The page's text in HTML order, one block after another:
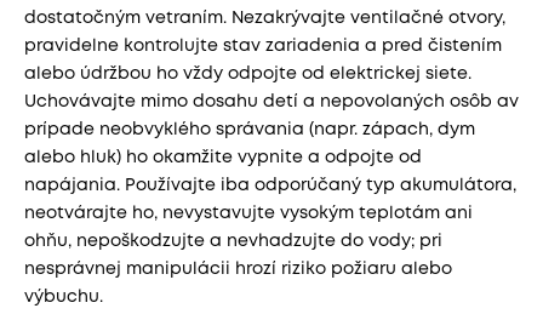
dostatočným vetraním. Nezakrývajte ventilačné otvory,
pravidelne kontrolujte stav zariadenia a pred čistením
alebo údržbou ho vždy odpojte od elektrickej siete.
Uchovávajte mimo dosahu detí a nepovolaných osôb av
prípade neobvyklého správania (napr. zápach, dym
alebo hluk) ho okamžite vypnite a odpojte od
napájania. Používajte iba odporúčaný typ akumulátora,
neotvárajte ho, nevystavujte vysokým teplotám ani
ohňu, nepoškodzujte a nevhadzujte do vody; pri
nesprávnej manipulácii hrozí riziko požiaru alebo
výbuchu.